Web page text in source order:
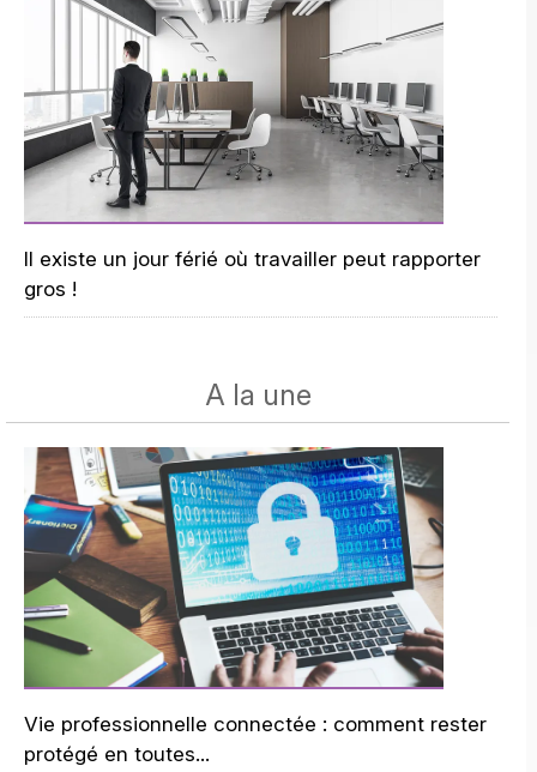
Il existe un jour férié où travailler peut rapporter
gros !
A la une
Vie professionnelle connectée : comment rester
protégé en toutes...